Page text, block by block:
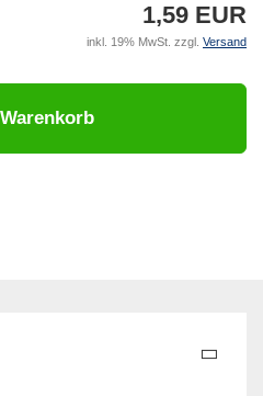
1,59 EUR
inkl. 19% MwSt. zzgl. Versand